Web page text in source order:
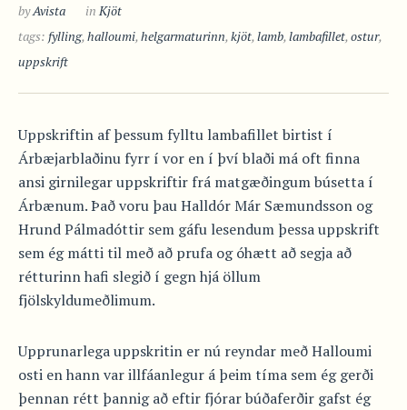
byAvista in Kjöt
tags: fylling,halloumi,helgarmaturinn,kjöt,lamb,lambafillet,ostur,
uppskrift
Uppskriftin af þessum fylltu lambafillet birtist í
Árbæjarblaðinu fyrr í vor en í því blaði má oft finna
ansi girnilegar uppskriftir frá matgæðingum búsetta í
Árbænum. Það voru þau Halldór Már Sæmundsson og
Hrund Pálmadóttir sem gáfu lesendum þessa uppskrift
sem ég mátti til með að prufa og óhætt að segja að
rétturinn hafi slegið í gegn hjá öllum
fjölskyldumeðlimum.
Upprunarlega uppskritin er nú reyndar með Halloumi
osti en hann var illfáanlegur á þeim tíma sem ég gerði
þennan rétt þannig að eftir fjórar búðaferðir gafst ég